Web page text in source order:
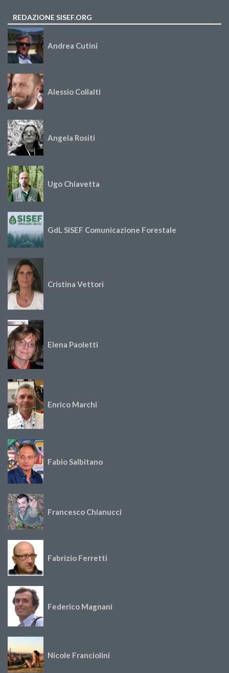
REDAZIONE SISEF.ORG
Andrea Cutini
Alessio Collalti
Angela Rositi
Ugo Chiavetta
GdL SISEF Comunicazione Forestale
Cristina Vettori
Elena Paoletti
Enrico Marchi
Fabio Salbitano
Francesco Chianucci
Fabrizio Ferretti
Federico Magnani
Nicole Franciolini